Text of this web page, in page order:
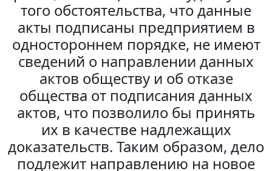
того обстоятельства, что данные
акты подписаны предприятием в
одностороннем порядке, не имеют
сведений о направлении данных
актов обществу и об отказе
общества от подписания данных
актов, что позволило бы принять
их в качестве надлежащих
доказательств. Таким образом, дело
подлежит направлению на новое